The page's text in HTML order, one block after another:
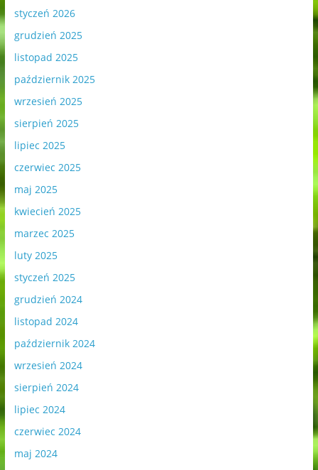
styczeń 2026
grudzień 2025
listopad 2025
październik 2025
wrzesień 2025
sierpień 2025
lipiec 2025
czerwiec 2025
maj 2025
kwiecień 2025
marzec 2025
luty 2025
styczeń 2025
grudzień 2024
listopad 2024
październik 2024
wrzesień 2024
sierpień 2024
lipiec 2024
czerwiec 2024
maj 2024